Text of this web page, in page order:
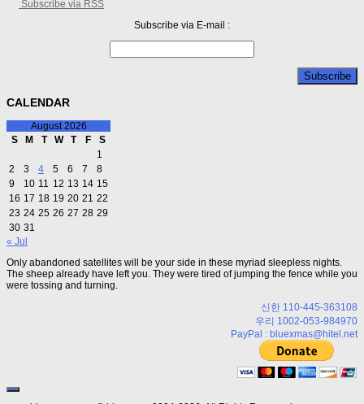
Subscribe via RSS
Subscribe via E-mail :
CALENDAR
August 2026
S
M T W T F
S
1
2
3 4 5 6 7
8
9
10 11 12 13 14 15
16 17 18 19 20 21 22
23 24 25 26 27 28 29
30 31
« Jul
Only abandoned satellites will be your side in these myriad sleepless nights.
The sheep already have left you. They were tired of jumping the fence while you
were tossing and turning.
신한 110-445-363108
우리 1002-053-984970
PayPal : bluexmas@hitel.net